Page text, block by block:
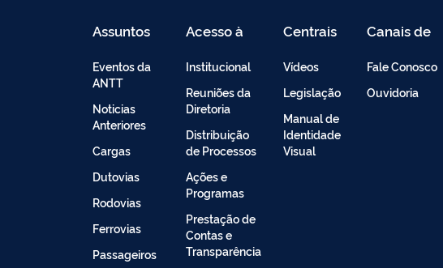
Assuntos
Eventos da
ANTT
Noticias
Anteriores
Cargas
Dutovias
Rodovias
Ferrovias
Passageiros
Acesso à
Informação
Institucional
Reuniões da
Diretoria
Distribuição
de Processos
Ações e
Programas
Prestação de
Contas e
Transparência
Centrais
de
Vídeos
Legislação
Manual de
Identidade
Visual
Canais de
Atendimento
Fale Conosco
Ouvidoria